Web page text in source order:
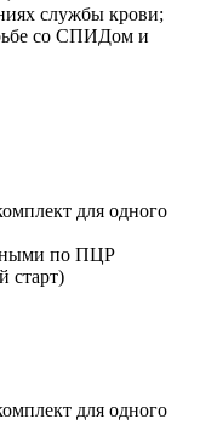
службы крови;
со СПИДом и